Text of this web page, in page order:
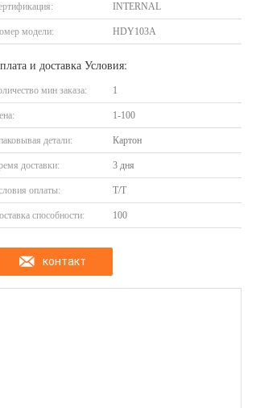
INTERNAL
модели: HDY103A
и доставка Условия:
мин заказа: 1
1-100
детали: Картон
доставки: 3 дня
оплаты: T/T
способности: 100
контакт